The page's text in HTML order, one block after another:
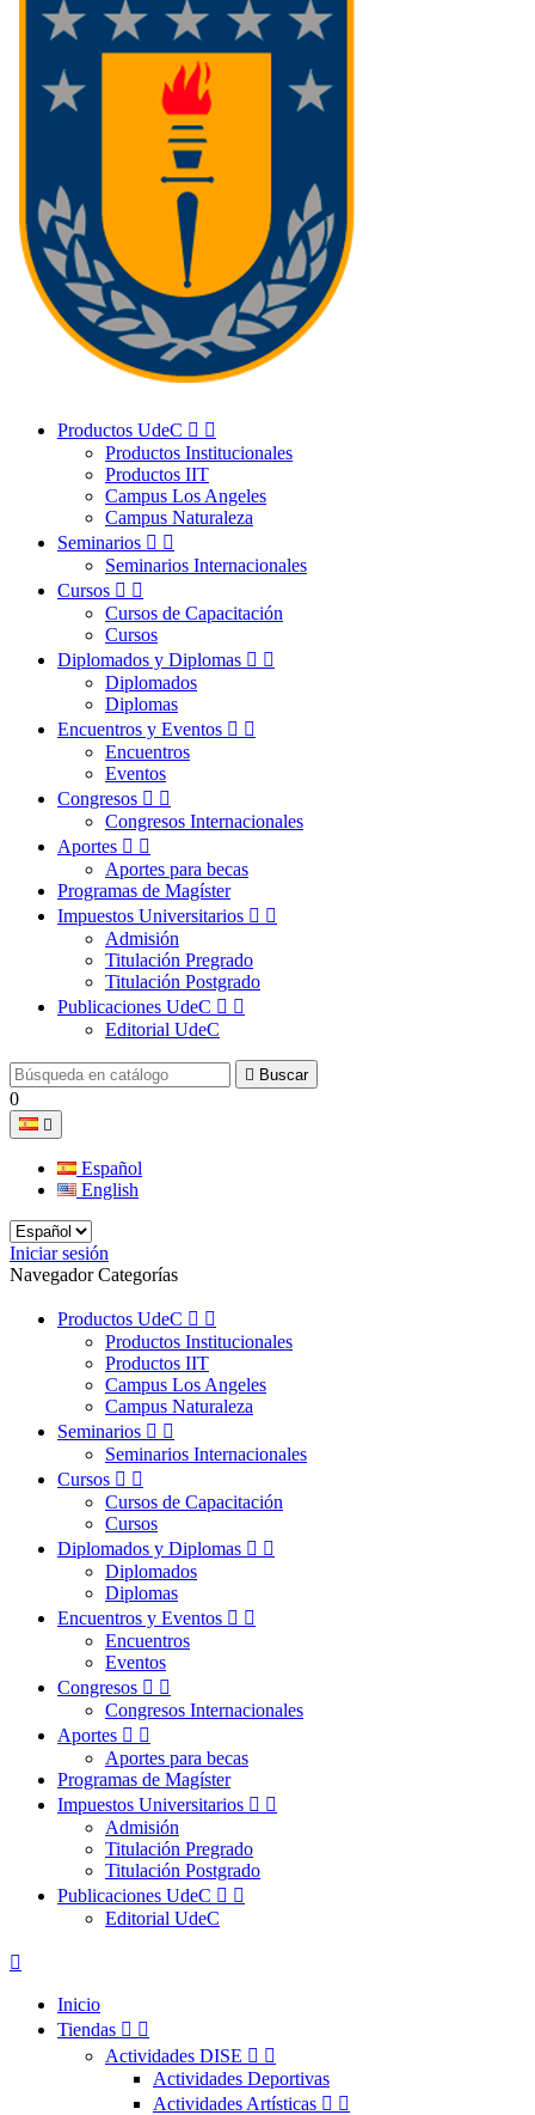
Productos UdeC  
Productos Institucionales
Productos IIT
Campus Los Angeles
Campus Naturaleza
Seminarios  
Seminarios Internacionales
Cursos  
Cursos de Capacitación
Cursos
Diplomados y Diplomas  
Diplomados
Diplomas
Encuentros y Eventos  
Encuentros
Eventos
Congresos  
Congresos Internacionales
Aportes  
Aportes para becas
Programas de Magíster
Impuestos Universitarios  
Admisión
Titulación Pregrado
Titulación Postgrado
Publicaciones UdeC  
Editorial UdeC
 Buscar
0

Español
English
Iniciar sesión
Navegador Categorías
Productos UdeC  
Productos Institucionales
Productos IIT
Campus Los Angeles
Campus Naturaleza
Seminarios  
Seminarios Internacionales
Cursos  
Cursos de Capacitación
Cursos
Diplomados y Diplomas  
Diplomados
Diplomas
Encuentros y Eventos  
Encuentros
Eventos
Congresos  
Congresos Internacionales
Aportes  
Aportes para becas
Programas de Magíster
Impuestos Universitarios  
Admisión
Titulación Pregrado
Titulación Postgrado
Publicaciones UdeC  
Editorial UdeC

Inicio
Tiendas  
Actividades DISE  
Actividades Deportivas
Actividades Artísticas  